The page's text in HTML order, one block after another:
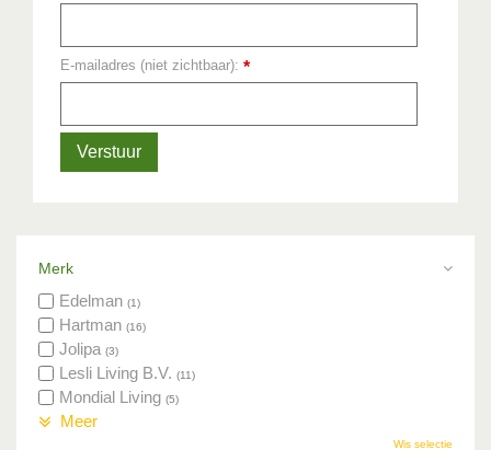
E-mailadres (niet zichtbaar): *
Merk
Edelman (1)
Hartman (16)
Jolipa (3)
Lesli Living B.V. (11)
Mondial Living (5)
Meer
Wis selectie